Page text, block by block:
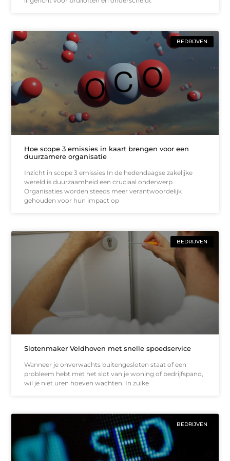
BEDRIJVEN
Hoe scope 3 emissies in kaart brengen voor een
duurzamere organisatie
Inzicht in scope 3 emissies In de hedendaagse zakelijke
wereld is duurzaamheid een cruciaal onderwerp.
Organisaties worden steeds meer verantwoordelijk
gehouden voor hun impact op
BEDRIJVEN
Slotenmaker Veldhoven met snelle spoedservice
Wanneer je onverwachts buitengesloten staat of een
probleem hebt met het slot van je woning of bedrijfspand,
wil je niet uren hoeven wachten. In zulke
BEDRIJVEN